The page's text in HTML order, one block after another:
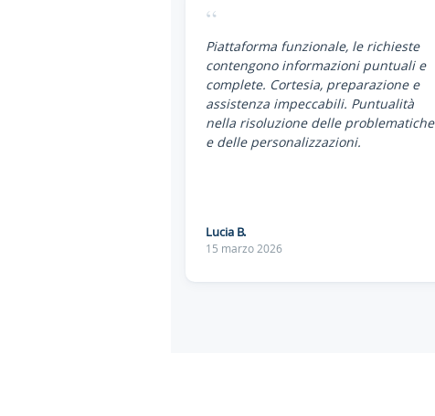
“
Piattaforma funzionale, le richieste
contengono informazioni puntuali e
complete. Cortesia, preparazione e
assistenza impeccabili. Puntualità
nella risoluzione delle problematiche
e delle personalizzazioni.
Lucia B.
15 marzo 2026